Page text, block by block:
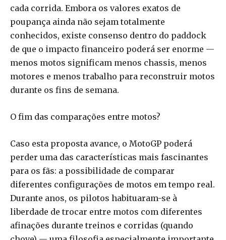
cada corrida. Embora os valores exatos de
poupança ainda não sejam totalmente
conhecidos, existe consenso dentro do paddock
de que o impacto financeiro poderá ser enorme —
menos motos significam menos chassis, menos
motores e menos trabalho para reconstruir motos
durante os fins de semana.
O fim das comparações entre motos?
Caso esta proposta avance, o MotoGP poderá
perder uma das características mais fascinantes
para os fãs: a possibilidade de comparar
diferentes configurações de motos em tempo real.
Durante anos, os pilotos habituaram-se à
liberdade de trocar entre motos com diferentes
afinações durante treinos e corridas (quando